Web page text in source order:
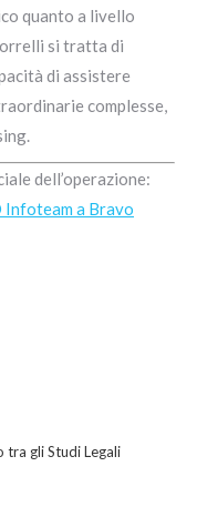
quanto a livello
si tratta di
di assistere
complesse,
dell’operazione:
Infoteam a Bravo
tra gli Studi Legali